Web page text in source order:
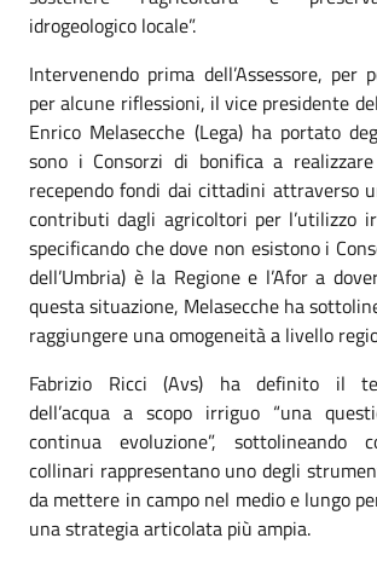
idrogeologico locale”.
Intervenendo prima dell’Assessore, per
per alcune riflessioni, il vice presidente
Enrico Melasecche (Lega) ha portato
sono i Consorzi di bonifica a
recependo fondi dai cittadini attraverso
contributi dagli agricoltori per l’utilizzo
specificando che dove non esistono i
dell’Umbria) è la Regione e l’Afor a
questa situazione, Melasecche ha
raggiungere una omogeneità a livello
Fabrizio Ricci (Avs) ha definito il
dell’acqua a scopo irriguo “una
continua evoluzione”, sottolineando
collinari rappresentano uno degli
da mettere in campo nel medio e lungo
una strategia articolata più ampia.